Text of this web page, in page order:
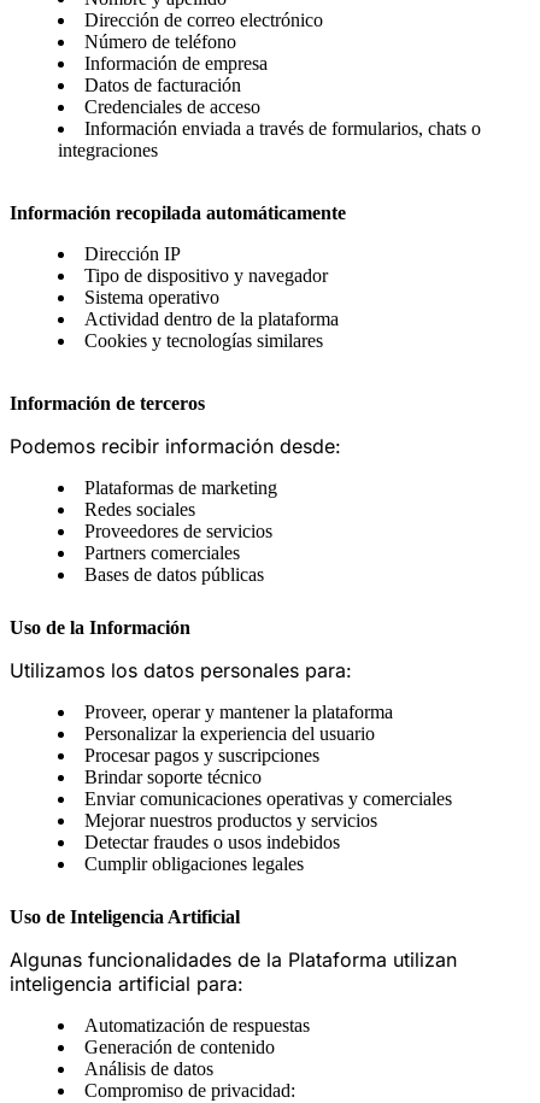
Dirección de correo electrónico
Número de teléfono
Información de empresa
Datos de facturación
Credenciales de acceso
Información enviada a través de formularios, chats o
integraciones
Información recopilada automáticamente
Dirección IP
Tipo de dispositivo y navegador
Sistema operativo
Actividad dentro de la plataforma
Cookies y tecnologías similares
Información de terceros
Podemos recibir información desde:
Plataformas de marketing
Redes sociales
Proveedores de servicios
Partners comerciales
Bases de datos públicas
Uso de la Información
Utilizamos los datos personales para:
Proveer, operar y mantener la plataforma
Personalizar la experiencia del usuario
Procesar pagos y suscripciones
Brindar soporte técnico
Enviar comunicaciones operativas y comerciales
Mejorar nuestros productos y servicios
Detectar fraudes o usos indebidos
Cumplir obligaciones legales
Uso de Inteligencia Artificial
Algunas funcionalidades de la Plataforma utilizan
inteligencia artificial para:
Automatización de respuestas
Generación de contenido
Análisis de datos
Compromiso de privacidad: